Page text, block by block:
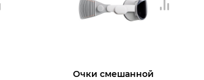
Очки смешанной